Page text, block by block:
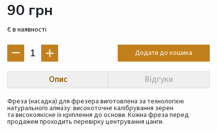
90 грн
Є в наявності
1 Додати до кошика
Опис Відгуки
Фреза (насадка) для фрезера виготовлена за технологією
натурального алмазу: високоточне калібрування зерен
та високоякісне їх кріплення до основи. Кожна фреза перед
продажем проходить перевірку центрування цанги.